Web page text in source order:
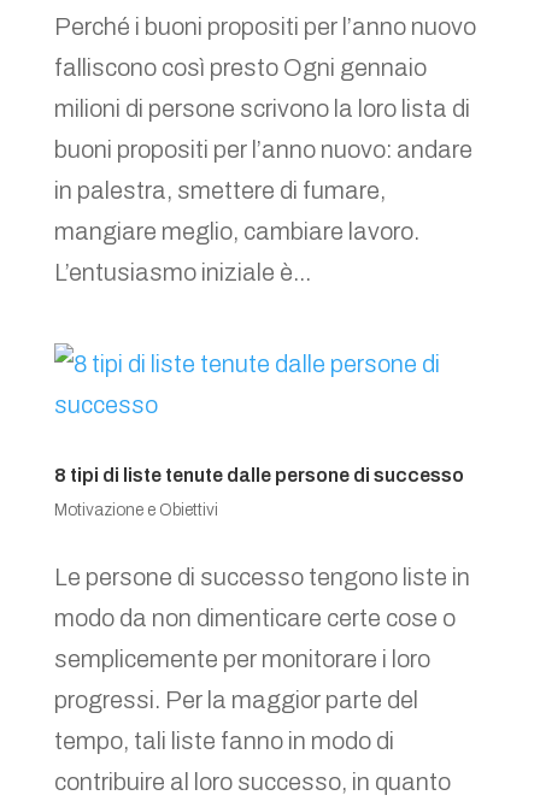
Perché i buoni propositi per l’anno nuovo
falliscono così presto Ogni gennaio
milioni di persone scrivono la loro lista di
buoni propositi per l’anno nuovo: andare
in palestra, smettere di fumare,
mangiare meglio, cambiare lavoro.
L’entusiasmo iniziale è...
8 tipi di liste tenute dalle persone di successo
Motivazione e Obiettivi
Le persone di successo tengono liste in
modo da non dimenticare certe cose o
semplicemente per monitorare i loro
progressi. Per la maggior parte del
tempo, tali liste fanno in modo di
contribuire al loro successo, in quanto